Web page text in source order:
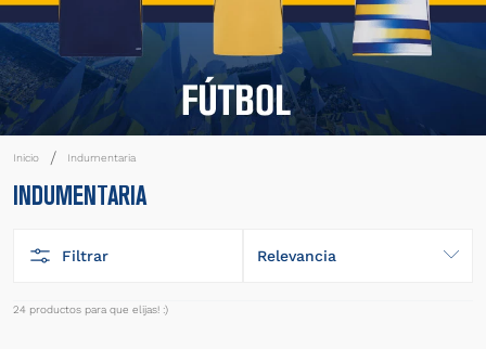
Indumentaria
INDUMENTARIA
Filtrar Relevancia
24 productos